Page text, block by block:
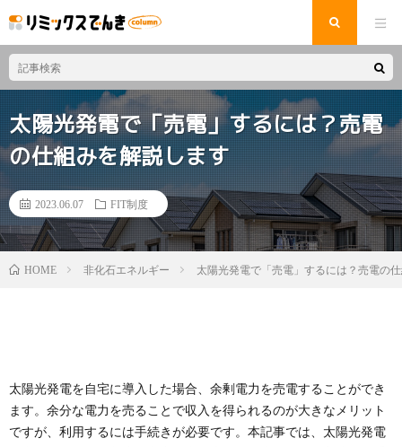
太陽光発電で「売電」するには？売電
の仕組みを解説します
2023.06.07 FIT制度
HOME 非化石エネルギー 太陽光発電で「売電」するには？売電の
太陽光発電を自宅に導入した場合、余剰電力を売電することができ
ます。余分な電力を売ることで収入を得られるのが大きなメリット
ですが、利用するには手続きが必要です。本記事では、太陽光発電